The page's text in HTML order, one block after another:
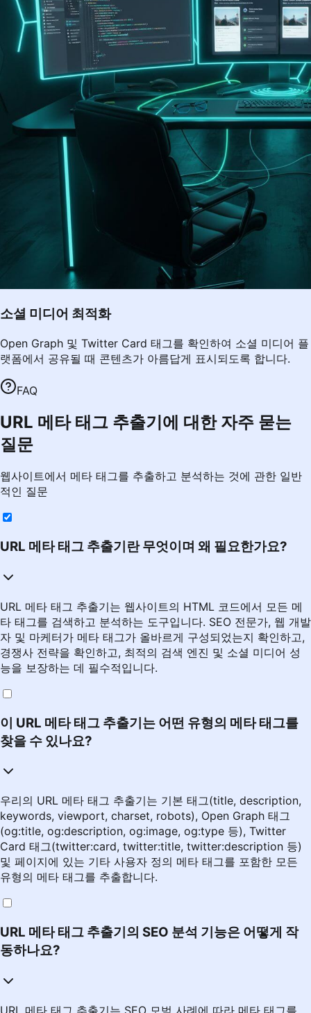
소셜 미디어 최적화
Open Graph 및 Twitter Card 태그를 확인하여 소셜 미디어 플
랫폼에서 공유될 때 콘텐츠가 아름답게 표시되도록 합니다.
FAQ
URL 메타 태그 추출기에 대한 자주 묻는
질문
웹사이트에서 메타 태그를 추출하고 분석하는 것에 관한 일반
적인 질문
URL 메타 태그 추출기란 무엇이며 왜 필요한가요?
URL 메타 태그 추출기는 웹사이트의 HTML 코드에서 모든 메
타 태그를 검색하고 분석하는 도구입니다. SEO 전문가, 웹 개발
자 및 마케터가 메타 태그가 올바르게 구성되었는지 확인하고,
경쟁사 전략을 확인하고, 최적의 검색 엔진 및 소셜 미디어 성
능을 보장하는 데 필수적입니다.
이 URL 메타 태그 추출기는 어떤 유형의 메타 태그를
찾을 수 있나요?
우리의 URL 메타 태그 추출기는 기본 태그(title, description,
keywords, viewport, charset, robots), Open Graph 태그
(og:title, og:description, og:image, og:type 등), Twitter
Card 태그(twitter:card, twitter:title, twitter:description 등)
및 페이지에 있는 기타 사용자 정의 메타 태그를 포함한 모든
유형의 메타 태그를 추출합니다.
URL 메타 태그 추출기의 SEO 분석 기능은 어떻게 작
동하나요?
URL 메타 태그 추출기는 SEO 모범 사례에 따라 메타 태그를